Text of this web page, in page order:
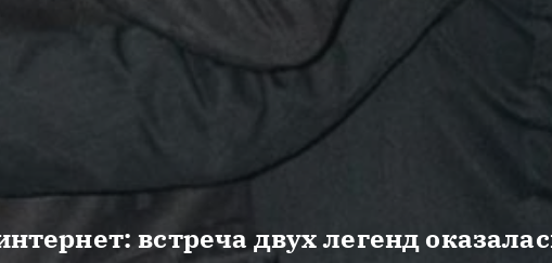
встреча двух легенд